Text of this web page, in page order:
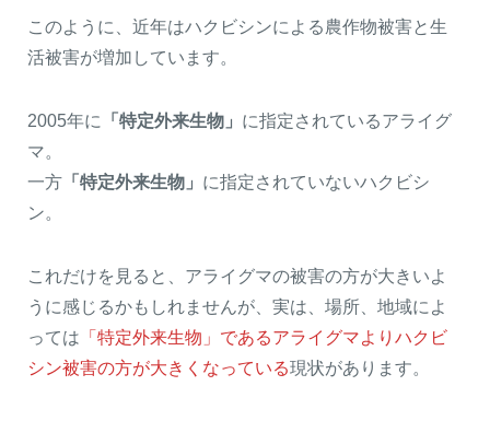
このように、近年はハクビシンによる農作物被害と生
活被害が増加しています。
2005年に 「特定外来生物」 に指定されているアライグ
マ。
一方 「特定外来生物」 に指定されていないハクビシ
ン。
これだけを見ると、アライグマの被害の方が大きいよ
うに感じるかもしれませんが、実は、場所、地域によ
っては 「特定外来生物」であるアライグマよりハクビ
シン被害の方が大きくなっている現状があります。